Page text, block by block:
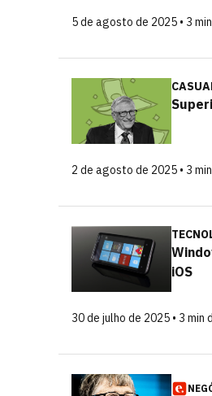
5 de agosto de 2025 • 3
2 de agosto de 2025 • 3
iOS
30 de julho de 2025 • 3 min